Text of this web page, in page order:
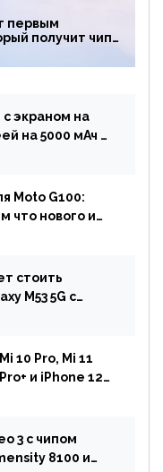
первым
получит чип
с экраном на
на 5000 мАч и
Moto G100:
что нового и
стоить
M53 5G с
10 Pro, Mi 11
и iPhone 12
3 с чипом
8100 и